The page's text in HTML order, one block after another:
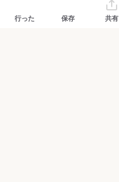
行った 保存 共有